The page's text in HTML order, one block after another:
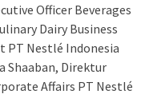
Officer Beverages
Dairy Business
PT Nestlé Indonesia
Shaaban, Direktur
Affairs PT Nestlé